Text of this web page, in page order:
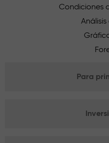
Condiciones
Análisis
Para